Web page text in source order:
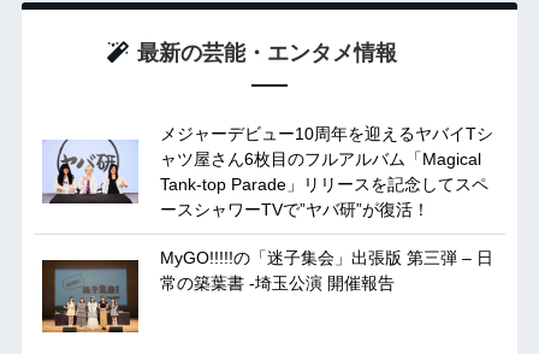
最新の芸能・エンタメ情報
メジャーデビュー10周年を迎えるヤバイTシ
ャツ屋さん6枚目のフルアルバム「Magical
Tank-top Parade」リリースを記念してスペ
ースシャワーTVで”ヤバ研”が復活！
MyGO!!!!!の「迷子集会」出張版 第三弾 – 日
常の築葉書 -埼玉公演 開催報告